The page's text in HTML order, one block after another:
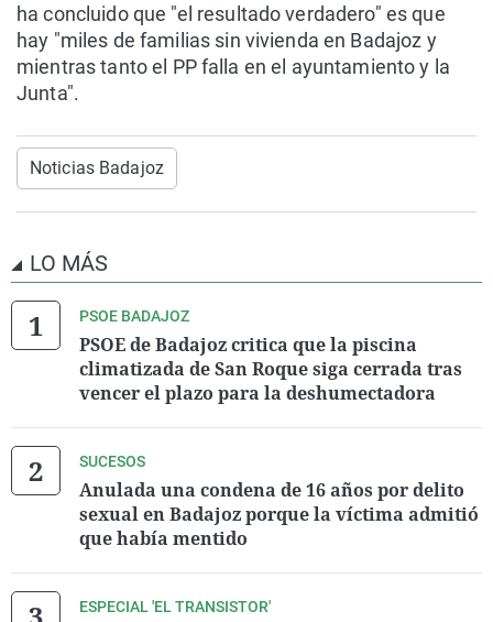
ha concluido que "el resultado verdadero" es que
hay "miles de familias sin vivienda en Badajoz y
mientras tanto el PP falla en el ayuntamiento y la
Junta".
Noticias Badajoz
LO MÁS
PSOE BADAJOZ
PSOE de Badajoz critica que la piscina
climatizada de San Roque siga cerrada tras
vencer el plazo para la deshumectadora
SUCESOS
Anulada una condena de 16 años por delito
sexual en Badajoz porque la víctima admitió
que había mentido
ESPECIAL 'EL TRANSISTOR'